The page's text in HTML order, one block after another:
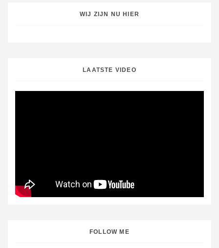
WIJ ZIJN NU HIER
LAATSTE VIDEO
FOLLOW ME